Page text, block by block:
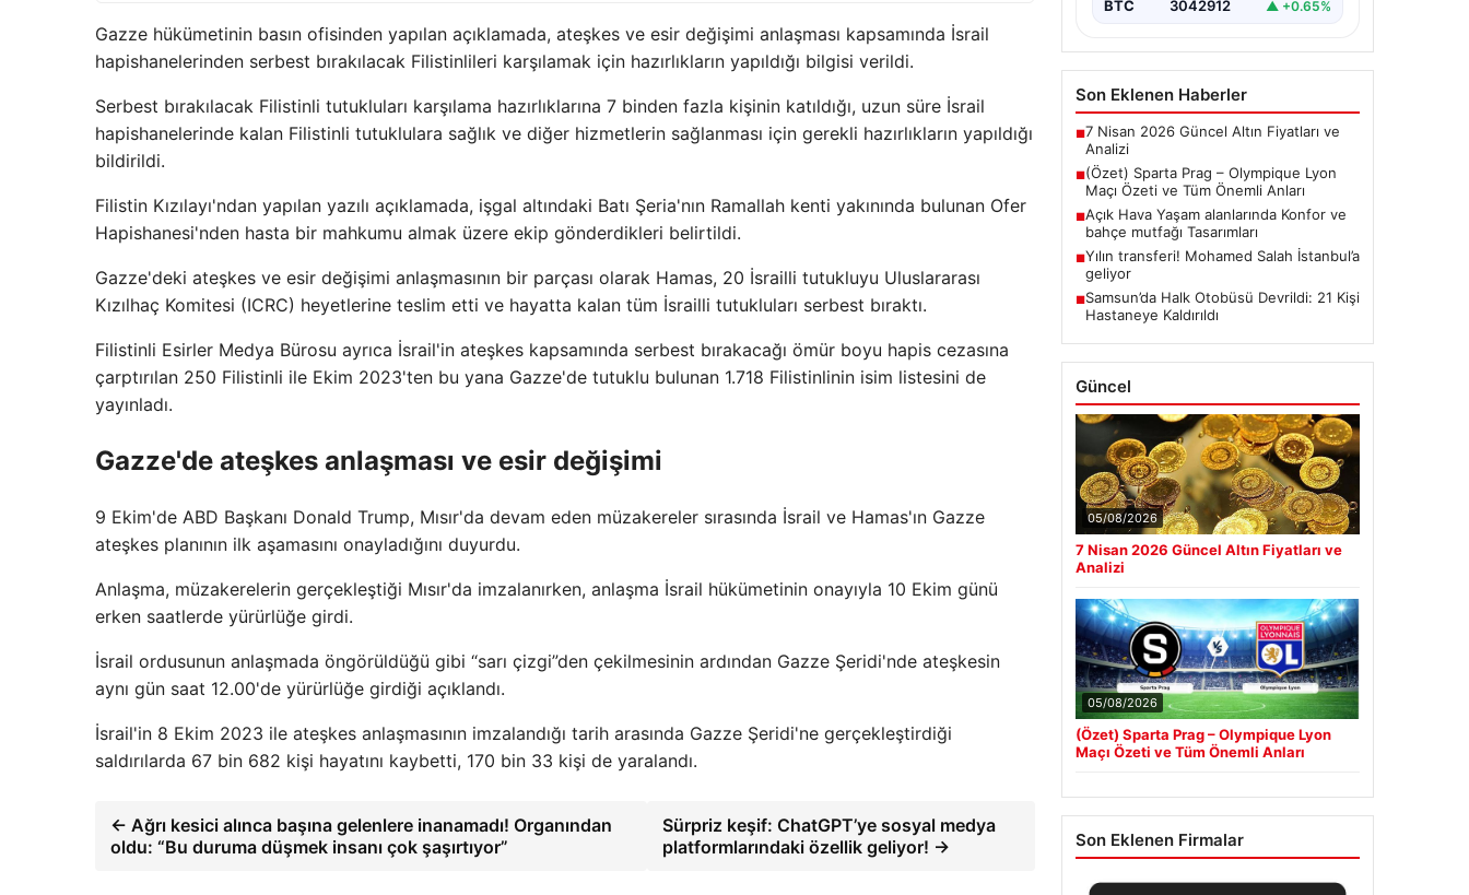
Gazze hükümetinin basın ofisinden yapılan açıklamada, ateşkes ve esir değişimi anlaşması kapsamında İsrail
hapishanelerinden serbest bırakılacak Filistinlileri karşılamak için hazırlıkların yapıldığı bilgisi verildi.
Serbest bırakılacak Filistinli tutukluları karşılama hazırlıklarına 7 binden fazla kişinin katıldığı, uzun süre İsrail
hapishanelerinde kalan Filistinli tutuklulara sağlık ve diğer hizmetlerin sağlanması için gerekli hazırlıkların yapıldığı
bildirildi.
Filistin Kızılayı'ndan yapılan yazılı açıklamada, işgal altındaki Batı Şeria'nın Ramallah kenti yakınında bulunan Ofer
Hapishanesi'nden hasta bir mahkumu almak üzere ekip gönderdikleri belirtildi.
Gazze'deki ateşkes ve esir değişimi anlaşmasının bir parçası olarak Hamas, 20 İsrailli tutukluyu Uluslararası
Kızılhaç Komitesi (ICRC) heyetlerine teslim etti ve hayatta kalan tüm İsrailli tutukluları serbest bıraktı.
Filistinli Esirler Medya Bürosu ayrıca İsrail'in ateşkes kapsamında serbest bırakacağı ömür boyu hapis cezasına
çarptırılan 250 Filistinli ile Ekim 2023'ten bu yana Gazze'de tutuklu bulunan 1.718 Filistinlinin isim listesini de
yayınladı.
Gazze'de ateşkes anlaşması ve esir değişimi
9 Ekim'de ABD Başkanı Donald Trump, Mısır'da devam eden müzakereler sırasında İsrail ve Hamas'ın Gazze
ateşkes planının ilk aşamasını onayladığını duyurdu.
Anlaşma, müzakerelerin gerçekleştiği Mısır'da imzalanırken, anlaşma İsrail hükümetinin onayıyla 10 Ekim günü
erken saatlerde yürürlüğe girdi.
İsrail ordusunun anlaşmada öngörüldüğü gibi “sarı çizgi”den çekilmesinin ardından Gazze Şeridi'nde ateşkesin
aynı gün saat 12.00'de yürürlüğe girdiği açıklandı.
İsrail'in 8 Ekim 2023 ile ateşkes anlaşmasının imzalandığı tarih arasında Gazze Şeridi'ne gerçekleştirdiği
saldırılarda 67 bin 682 kişi hayatını kaybetti, 170 bin 33 kişi de yaralandı.
← Ağrı kesici alınca başına gelenlere inanamadı! Organından
oldu: “Bu duruma düşmek insanı çok şaşırtıyor”
Sürpriz keşif: ChatGPT’ye sosyal medya
platformlarındaki özellik geliyor! →
BTC 3042912 ▲ +0.65%
Son Eklenen Haberler
■7 Nisan 2026 Güncel Altın Fiyatları ve
Analizi
■(Özet) Sparta Prag – Olympique Lyon
Maçı Özeti ve Tüm Önemli Anları
■Açık Hava Yaşam alanlarında Konfor ve
bahçe mutfağı Tasarımları
■Yılın transferi! Mohamed Salah İstanbul’a
geliyor
■Samsun’da Halk Otobüsü Devrildi: 21 Kişi
Hastaneye Kaldırıldı
Güncel
05/08/2026
7 Nisan 2026 Güncel Altın Fiyatları ve
Analizi
05/08/2026
(Özet) Sparta Prag – Olympique Lyon
Maçı Özeti ve Tüm Önemli Anları
Son Eklenen Firmalar